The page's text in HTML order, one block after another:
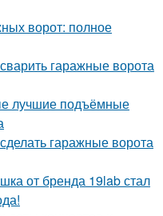
ворот: полное
гаражные ворота
лучшие подъёмные
гаражные ворота
от бренда 19lab стал